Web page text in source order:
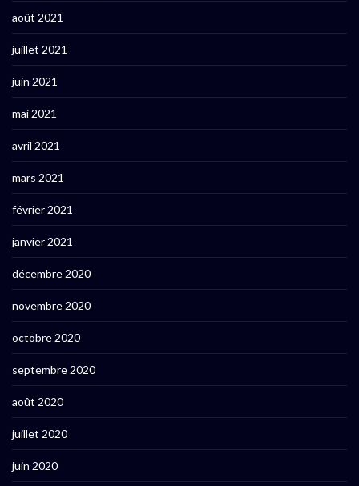
août 2021
juillet 2021
juin 2021
mai 2021
avril 2021
mars 2021
février 2021
janvier 2021
décembre 2020
novembre 2020
octobre 2020
septembre 2020
août 2020
juillet 2020
juin 2020